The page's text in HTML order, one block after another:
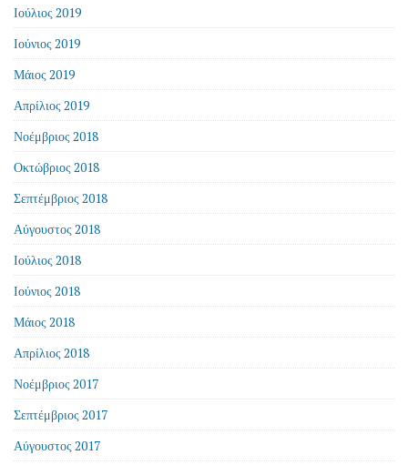
Ιούλιος 2019
Ιούνιος 2019
Μάιος 2019
Απρίλιος 2019
Νοέμβριος 2018
Οκτώβριος 2018
Σεπτέμβριος 2018
Αύγουστος 2018
Ιούλιος 2018
Ιούνιος 2018
Μάιος 2018
Απρίλιος 2018
Νοέμβριος 2017
Σεπτέμβριος 2017
Αύγουστος 2017